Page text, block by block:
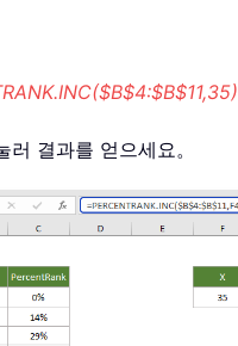
러 결과를 얻으세요。